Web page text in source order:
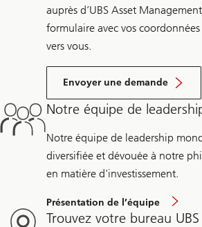
auprès d’UBS Asset
formulaire avec vos
vers vous.
Envoyer une demande
Notre équipe de
Notre équipe de leadership
diversifiée et dévouée à notre
en matière d’investissement.
Présentation de l’équipe
Trouvez votre bureau